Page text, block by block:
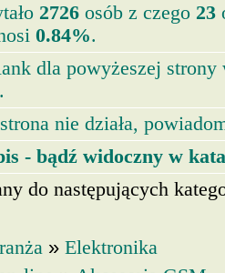
2726 osób z czego 23
0.84%.
dla powyżeszej strony
.
nie działa,
- bądź widoczny w
do następujących
» Elektronika